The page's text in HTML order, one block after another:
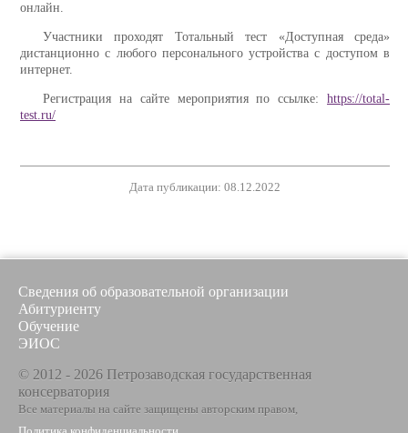
онлайн.
Участники проходят Тотальный тест «Доступная среда»
дистанционно с любого персонального устройства с доступом в
интернет.
Регистрация на сайте мероприятия по ссылке: https://total-
test.ru/
Дата публикации: 08.12.2022
Сведения об образовательной организации
Абитуриенту
Обучение
ЭИОС
© 2012 - 2026 Петрозаводская государственная
консерватория
Все материалы на сайте защищены авторским правом,